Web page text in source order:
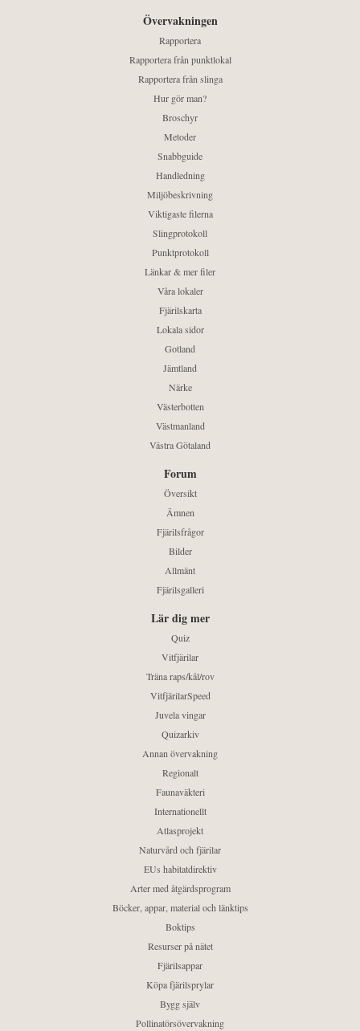
Övervakningen
Rapportera
Rapportera från punktlokal
Rapportera från slinga
Hur gör man?
Broschyr
Metoder
Snabbguide
Handledning
Miljöbeskrivning
Viktigaste filerna
Slingprotokoll
Punktprotokoll
Länkar & mer filer
Våra lokaler
Fjärilskarta
Lokala sidor
Gotland
Jämtland
Närke
Västerbotten
Västmanland
Västra Götaland
Forum
Översikt
Ämnen
Fjärilsfrågor
Bilder
Allmänt
Fjärilsgalleri
Lär dig mer
Quiz
Vitfjärilar
Träna raps/kål/rov
VitfjärilarSpeed
Juvela vingar
Quizarkiv
Annan övervakning
Regionalt
Faunaväkteri
Internationellt
Atlasprojekt
Naturvård och fjärilar
EUs habitatdirektiv
Arter med åtgärdsprogram
Böcker, appar, material och länktips
Boktips
Resurser på nätet
Fjärilsappar
Köpa fjärilsprylar
Bygg själv
Pollinatörsövervakning